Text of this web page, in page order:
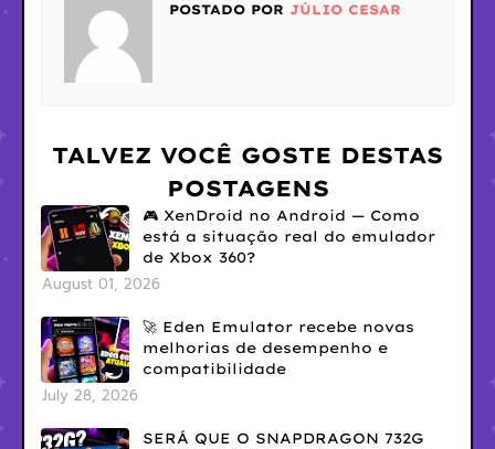
POSTADO POR JÚLIO CESAR
TALVEZ VOCÊ GOSTE DESTAS
POSTAGENS
🎮 XenDroid no Android — Como
está a situação real do emulador
de Xbox 360?
August 01, 2026
🚀 Eden Emulator recebe novas
melhorias de desempenho e
compatibilidade
July 28, 2026
SERÁ QUE O SNAPDRAGON 732G